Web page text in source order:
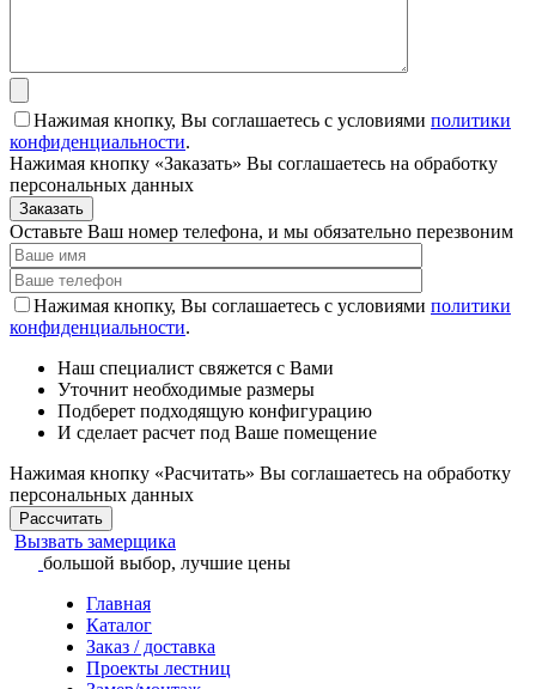
Нажимая кнопку, Вы соглашаетесь с условиями политики
конфиденциальности.
Нажимая кнопку «Заказать» Вы соглашаетесь на обработку
персональных данных
Заказать
Оставьте Ваш номер телефона, и мы обязательно перезвоним
Нажимая кнопку, Вы соглашаетесь с условиями политики
конфиденциальности.
Наш специалист свяжется с Вами
Уточнит необходимые размеры
Подберет подходящую конфигурацию
И сделает расчет под Ваше помещение
Нажимая кнопку «Расчитать» Вы соглашаетесь на обработку
персональных данных
Рассчитать
Вызвать замерщика
большой выбор, лучшие цены
Главная
Каталог
Заказ / доставка
Проекты лестниц